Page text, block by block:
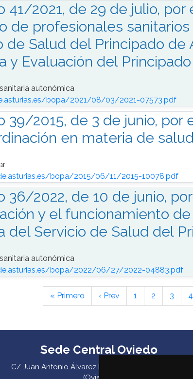
41/2021, de 29 de julio,
de profesionales
de Salud del Principado de
y Evaluación del
autonómica
bopa/2021/08/03/2021-07573.pdf
39/2015, de 3 de junio, por
en materia de
bopa/2015/06/11/2015-10078.pdf
36/2022, de 10 de junio,
y el funcionamiento
del Servicio de Salud del
autonómica
bopa/2022/06/27/2022-04883.pdf
« Primero ‹ Prev 1 2 3 4
Sede Central Oviedo
C/ Juan Antonio Álvarez Rabanal 7, bajo. C.P. 33011